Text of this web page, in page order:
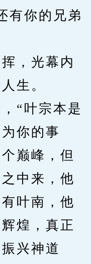
你的兄弟
，光幕内
生。
“叶宗本是
你的事
巅峰，但
中来，他
叶南，他
煌，真正
兴神道